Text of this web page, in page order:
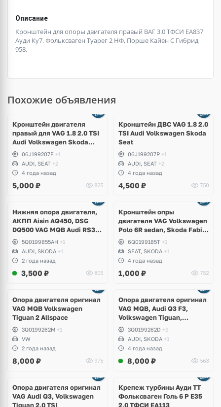
Описание
Кронштейн для опоры двигателя правый ВАГ 3.0 ТФСИ ЕА837
Ауди Ку7, Фольксваген Туарег 2 НФ, Порше Кайен С Гибрид
958.
Похожие объявления
Кронштейн двигателя
правый для VAG 1.8 2.0 TSI
Audi Volkswagen Skoda
Seat06J199207F +1
AUDI, SEAT +2
4 года назад
5,000 ₽ 825
Кронштейн ДВС VAG 1.8 2.0
TSI Audi Volkswagen Skoda
Seat
06J199207P +1
AUDI, SEAT +2
4 года назад
4,500 ₽ 750
Нижняя опора двигателя,
АКПП Aisin AQ450, DSG
DQ500 VAG MQB Audi RS3,
TTRS, Q3, RSQ3,
Volkswagen Tiguan, Passat
B8, Arteon, Skoda Kodiaq
RS, Seat Formentor Cupra
5Q0199855AH +1
AUDI, SKODA +1
2 года назад
3,500 ₽ 805
Кронштейн опры
двигателя VAG Volkswagen
Polo 6R sedan, Skoda Fabia,
Seat Ibiza
6Q0199185T +1
SEAT, SKODA +1
4 года назад
1,000 ₽ 752
Опора двигателя оригинал
VAG MQB Volkswagen
Tiguan 2 Allspace
3Q0199262M +1
VW
2 года назад
8,000 ₽ 975
Опора двигателя оригинал
VAG MQB, Audi Q3 F3,
Volkswagen Tiguan,
Allspace, Arteon, Passat B8,
Kodiaq RS
3Q0199262D +9
AUDI, SKODA +1
4 года назад
8,000 ₽ 563
Опора двигателя оригинал
VAG Audi Q3, Volkswagen
Tiguan 2.0 TSI
Крепеж турбины Ауди ТТ
Фольксваген Голь 6 Р Е35
2.0 ТФСИ ЕА113